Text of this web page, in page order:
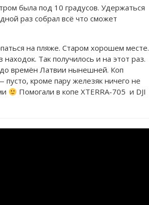
была под 10 градусов. Удержаться
раз собрал всё что сможет
на пляже. Старом хорошем месте.
Так получилось и на этот раз.
времён Латвии нынешней. Коп
пусто, кроме пару железяк ничего не
Помогали в копе XTERRA-705 и DJI